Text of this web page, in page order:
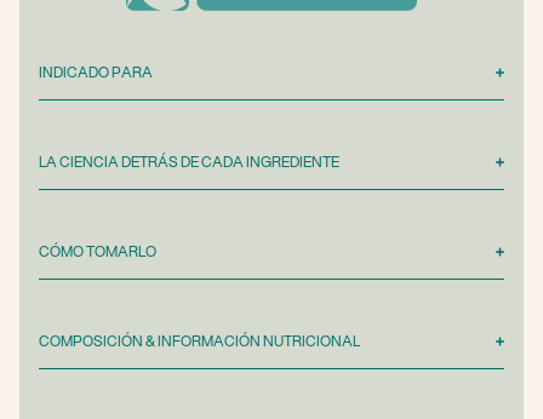
INDICADO PARA
LA CIENCIA DETRÁS DE CADA INGREDIENTE
CÓMO TOMARLO
COMPOSICIÓN & INFORMACIÓN NUTRICIONAL